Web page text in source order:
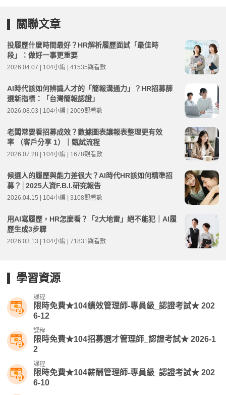
關聯文章
投履歷什麼時間最好？HR解析履歷面試「最佳時
段」：做好一事更重要
2026.04.07 | 104小編 | 41535觀看數
AI時代該如何辨識人才的「簡報溝通力」？HR招募篩
選新指標：「台灣簡報認證」
2026.08.03 | 104小編 | 2009觀看數
老闆常要看招募成效？數據圖表讓報表整理更有效
率 （客戶分享 1）｜甄試流程
2026.07.28 | 104小編 | 1678觀看數
候選人的履歷與能力差很大？AI時代HR該如何精準招
募？│2025人資F.B.I.研究報告
2026.04.15 | 104小編 | 3108觀看數
用AI寫履歷，HR怎麼看？「2大地雷」絕不能犯｜AI履
歷生成3步驟
2026.03.13 | 104小編 | 71831觀看數
學習資源
課程
限時免費★104績效管理師-專員級_認證考試★ 202
6-12
課程
限時免費★104招募選才管理師_認證考試★ 2026-1
2
課程
限時免費★104薪酬管理師-專員級_認證考試★ 202
6-10